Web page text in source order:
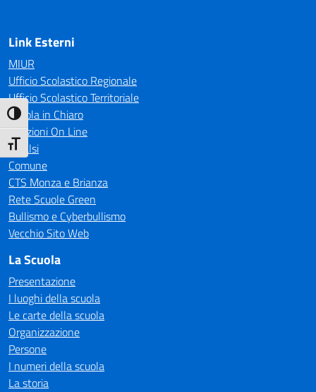
Attiva/disattiva alto contrasto
Attiva/disattiva dimensione testo
Link Esterni
MIUR
Ufficio Scolastico Regionale
Ufficio Scolastico Territoriale
Scuola in Chiaro
Iscrizioni On Line
Invalsi
Comune
CTS Monza e Brianza
Rete Scuole Green
Bullismo e Cyberbullismo
Vecchio Sito Web
La Scuola
Presentazione
I luoghi della scuola
Le carte della scuola
Organizzazione
Persone
I numeri della scuola
La storia